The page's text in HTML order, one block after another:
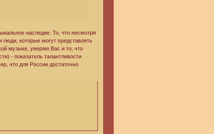
наследие. То, что несмотря
которые могут представлять
музыке, уверяю Вас и то, что
- показатель талантливости
что для России достаточно